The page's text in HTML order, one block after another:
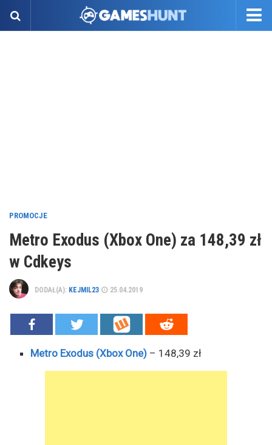
PROMOCJE
Metro Exodus (Xbox One) za 148,39 zł
w Cdkeys
DODAŁ(A): KEJMIL23 25.04.2019
Metro Exodus (Xbox One) – 148,39 zł